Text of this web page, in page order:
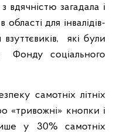
вдячністю загадала і
області для інвалідів-
які були
Фонду соціального
самотніх літніх
«тривожні» кнопки і
у 30% самотніх